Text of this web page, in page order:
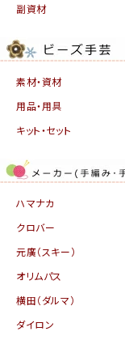
副資材
素材・資材
用品・用具
キット・セット
ハマナカ
クロバー
元廣（スキー）
オリムパス
横田（ダルマ）
ダイロン